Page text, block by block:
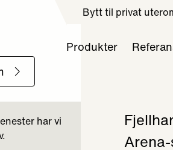
Bytt til privat
Produkter